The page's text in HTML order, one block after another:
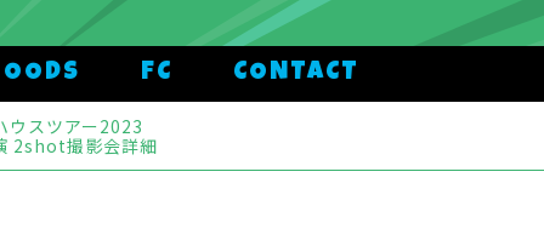
FC CONTACT
ウスツアー2023
2shot撮影会詳細